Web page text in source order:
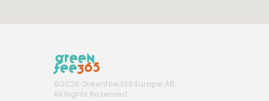
©2026 Greenfee365 Europe AB.
All Rights Reserved